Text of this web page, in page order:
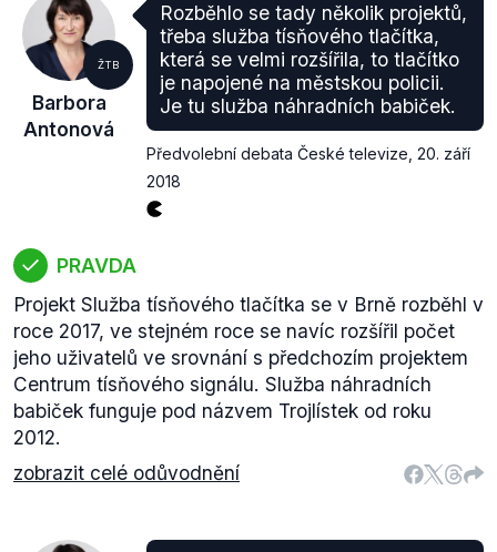
ŽTB
Barbora
Antonová
Rozběhlo se tady několik projektů,
třeba služba tísňového tlačítka,
která se velmi rozšířila, to tlačítko
je napojené na městskou policii.
Je tu služba náhradních babiček.
Předvolební debata České televize 20. září
2018
PRAVDA
Projekt Služba tísňového tlačítka se v Brně rozběhl v
roce 2017, ve stejném roce se navíc rozšířil počet
jeho uživatelů ve srovnání s předchozím projektem
Centrum tísňového signálu. Služba náhradních
babiček funguje pod názvem Trojlístek od roku
2012.
zobrazit celé odůvodnění